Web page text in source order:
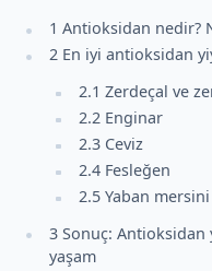
1 Antioksidan nedir?
2 En iyi antioksidan
2.1 Zerdeçal ve
2.2 Enginar
2.3 Ceviz
2.4 Fesleğen
2.5 Yaban mersini
3 Sonuç: Antioksidan
yaşam